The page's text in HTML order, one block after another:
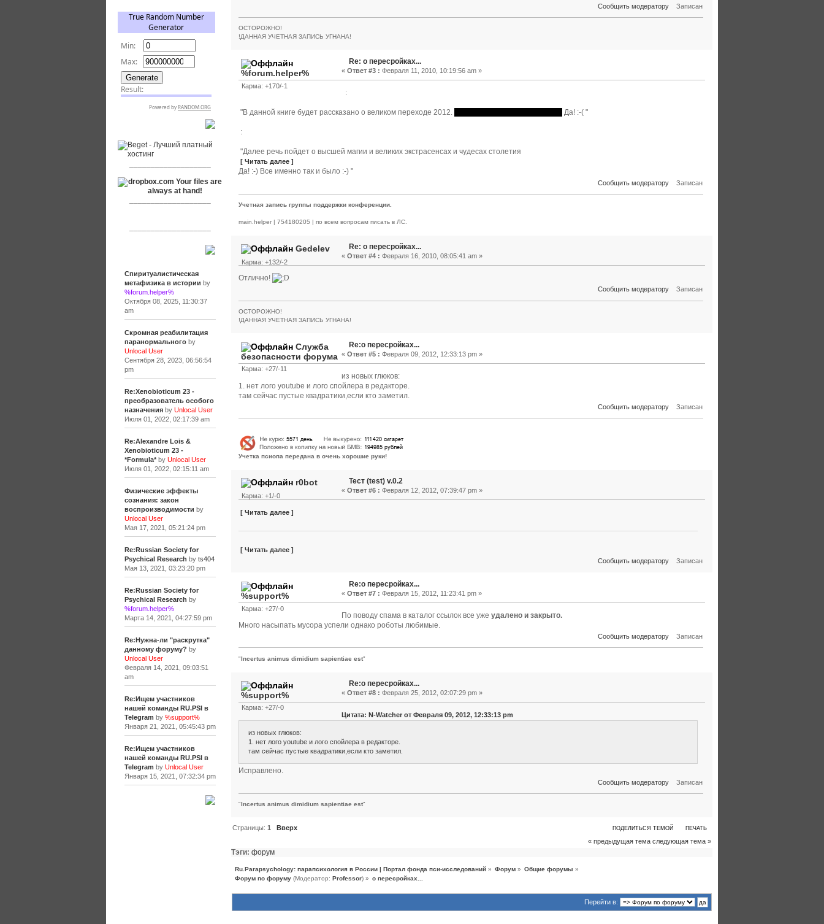
Спиритуалистическая
метафизика в истории by
%forum.helper%
Октября 08, 2025, 11:30:37
am
Скромная реабилитация
паранормальногоby
Unlocal User
Сентября 28, 2023, 06:56:54
pm
Re:Xenobioticum 23 -
преобразователь особого
назначенияby Unlocal User
Июля 01, 2022, 02:17:39 am
Re:Alexandre Lois &
Xenobioticum 23 -
*Formula*by Unlocal User
Июля 01, 2022, 02:15:11 am
Физические эффекты
сознания: закон
воспроизводимости by
Unlocal User
Мая 17, 2021, 05:21:24 pm
Re:Russian Society for
Psychical Research by ts404
Мая 13, 2021, 03:23:20 pm
Re:Russian Society for
Psychical Research by
%forum.helper%
Марта 14, 2021, 04:27:59 pm
Re:Нужна-ли "раскрутка"
данному форуму? by
Unlocal User
Февраля 14, 2021, 09:03:51
am
Re:Ищем участников
нашей команды RU.PSI в
Telegram by %support%
Января 21, 2021, 05:45:43 pm
Re:Ищем участников
нашей команды RU.PSI в
Telegram by Unlocal User
Января 15, 2021, 07:32:34 pm
Сообщить модератору Записан
ОСТОРОЖНО!
!ДАННАЯ УЧЕТНАЯ ЗАПИСЬ УГНАНА!
%forum.helper%
Карма: +170/-1
Re: о пересройках...
« Ответ #3 : Февраля 11, 2010, 10:19:56 am »
:
"В данной книге будет рассказано о великом переходе 2012. Да! :-( "
:
"Далее речь пойдет о высшей магии и великих экстрасенсах и чудесах столетия
[ Читать далее ]
Да! :-) Все именно так и было :-) "
Сообщить модератору Записан
Учетная запись группы поддержки конференции.
main.helper | 754180205 | по всем вопросам писать в ЛС.
Gedelev
Карма: +132/-2
Re: о пересройках...
« Ответ #4 : Февраля 16, 2010, 08:05:41 am »
Отлично!
Сообщить модератору Записан
ОСТОРОЖНО!
!ДАННАЯ УЧЕТНАЯ ЗАПИСЬ УГНАНА!
Служба
безопасности форума
Карма: +27/-11
Re:о пересройках...
« Ответ #5 : Февраля 09, 2012, 12:33:13 pm »
из новых глюков:
1. нет лого youtube и лого спойлера в редакторе.
там сейчас пустые квадратики,если кто заметил.
Сообщить модератору Записан
Учетка псиопа передана в очень хорошие руки!
r0bot
Карма: +1/-0
Тест (test) v.0.2
« Ответ #6 : Февраля 12, 2012, 07:39:47 pm »
[ Читать далее ]
[ Читать далее ]
Сообщить модератору
Записан
%support%
Карма: +27/-0
Re:о пересройках...
« Ответ #7 : Февраля 15, 2012, 11:23:41 pm »
По поводу спама в каталог ссылок все уже удалено и закрыто.
Много насыпать мусора успели однако роботы любимые.
Сообщить модератору Записан
"Incertus animus dimidium sapientiae est"
%support%
Карма: +27/-0
Re:о пересройках...
« Ответ #8 : Февраля 25, 2012, 02:07:29 pm »
Цитата: N-Watcher от Февраля 09, 2012, 12:33:13 pm
из новых глюков:
1. нет лого youtube и лого спойлера в редакторе.
там сейчас пустые квадратики,если кто заметил.
Исправлено.
Сообщить модератору Записан
"Incertus animus dimidium sapientiae est"
ПОДЕЛИТЬСЯ ТЕМОЙ ПЕЧАТЬ
Страницы:1
Вверх
« предыдущая тема следующая тема »
Тэги: форум
Ru.Parapsychology: парапсихология в России | Портал фонда пси-исследований » Форум » Общие форумы »
Форум по форуму (Модератор: Professor) » о пересройках...
Перейти в: